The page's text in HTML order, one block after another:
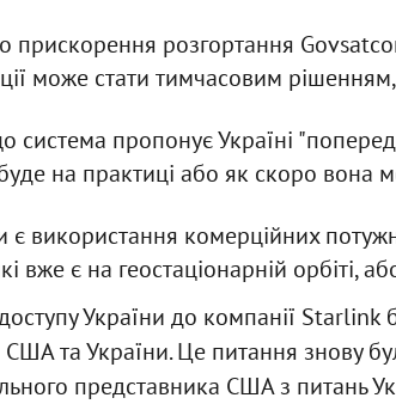
прискорення розгортання
може стати тимчасовим
система пропонує Україні
на практиці або як скоро вона
є використання комерційних
вже є на геостаціонарній орбіті,
України до компанії Starlink
США та України. Це питання знову
представника США з питань